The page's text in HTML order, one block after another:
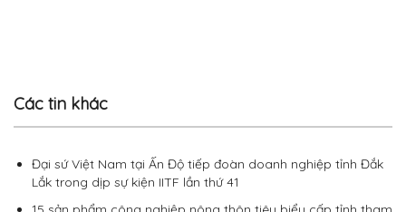
Các tin khác
Đại sứ Việt Nam tại Ấn Độ tiếp đoàn doanh nghiệp tỉnh Đắk
Lắk trong dịp sự kiện IITF lần thứ 41